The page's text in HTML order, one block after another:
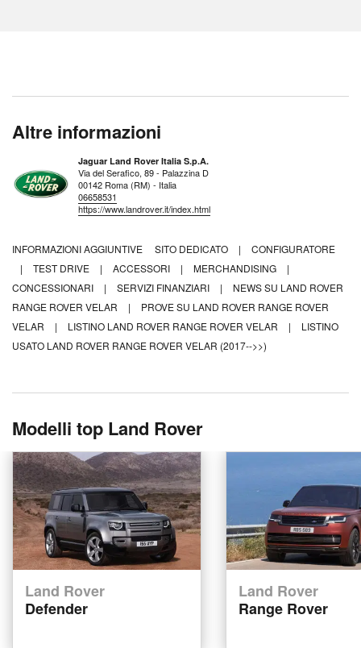
Altre informazioni
Jaguar Land Rover Italia S.p.A.
Via del Serafico, 89 - Palazzina D
00142 Roma (RM) - Italia
06658531
https://www.landrover.it/index.html
INFORMAZIONI AGGIUNTIVE SITO DEDICATO |
CONFIGURATORE
|
TEST DRIVE | ACCESSORI | MERCHANDISING
|
CONCESSIONARI
| SERVIZI FINANZIARI |
NEWS SU LAND ROVER
RANGE ROVER VELAR
|
PROVE SU LAND ROVER RANGE ROVER
VELAR
| LISTINO LAND ROVER RANGE ROVER VELAR |
LISTINO
USATO LAND ROVER RANGE ROVER VELAR (2017-->>)
Modelli top Land Rover
Land Rover
Defender
Land Rover
Range Rover